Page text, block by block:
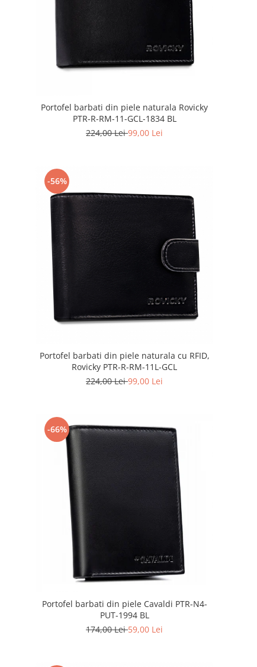
Portofel barbati din piele naturala Rovicky
PTR-R-RM-11-GCL-1834 BL
224,00 Lei99,00 Lei
-56%
Portofel barbati din piele naturala cu RFID,
Rovicky PTR-R-RM-11L-GCL
224,00 Lei99,00 Lei
-66%
Portofel barbati din piele Cavaldi PTR-N4-
PUT-1994 BL
174,00 Lei59,00 Lei